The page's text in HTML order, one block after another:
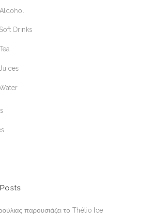
Soft Drinks
Juices
παρουσιάζει το Thélio Ice